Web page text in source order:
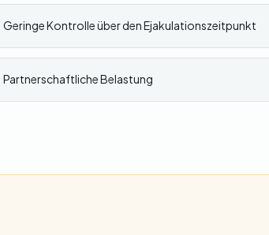
Geringe Kontrolle über den Ejakulationszeitpunkt
Partnerschaftliche Belastung